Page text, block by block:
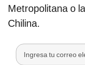
Metropolitana o
Chilina.